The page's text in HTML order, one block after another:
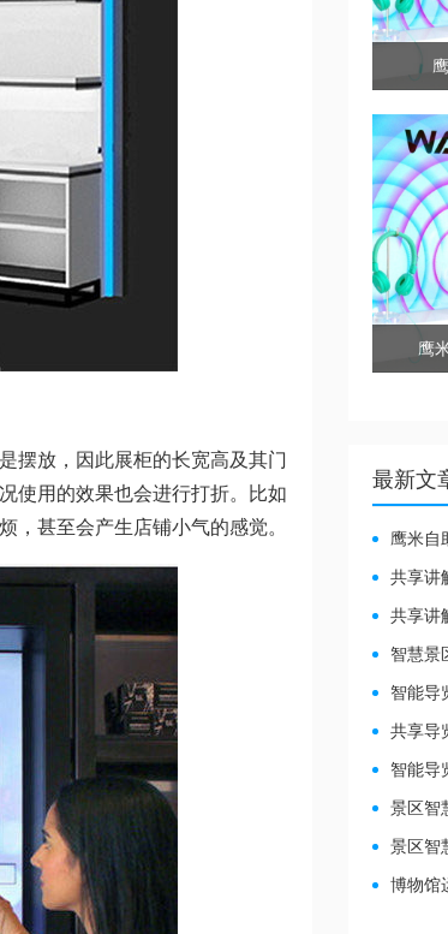
放，因此展柜的长宽高及其门
使用的效果也会进行打折。比如
，甚至会产生店铺小气的感觉。
鹰
最新文
鹰米自
共享讲
的“静音
共享讲
的“静音
智慧景
智能导
能重塑景
共享导
旅都得配
智能导
务，省心
景区智
自助导览
景区智
览租赁柜
博物馆